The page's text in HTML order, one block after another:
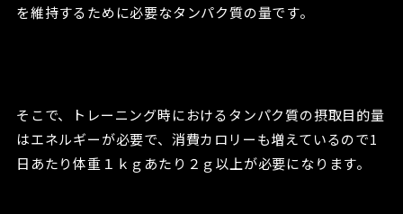
を維持するために必要なタンパク質の量です。
そこで、トレーニング時におけるタンパク質の摂取目的量
はエネルギーが必要で、消費カロリーも増えているので1
日あたり体重１ｋｇあたり２ｇ以上が必要になります。